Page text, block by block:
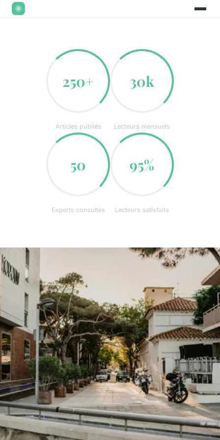
250+
Articles publiés
30k
Lecteurs mensuels
50
Experts consultés
95%
Lecteurs satisfaits